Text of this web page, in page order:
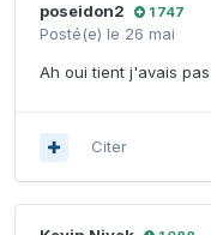
poseidon2 1 747
Posté(e) le 26 mai
Ah oui tient j'avais
Citer